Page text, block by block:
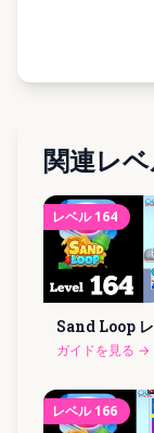
関連レ
レベル164
Sand Loop
ガイドを見る →
レベル166